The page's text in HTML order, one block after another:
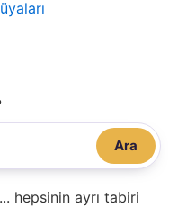
Ara
hepsinin ayrı tabiri